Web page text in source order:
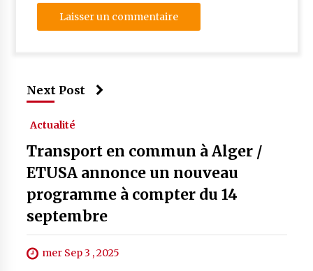
Next Post
Actualité
Transport en commun à Alger /
ETUSA annonce un nouveau
programme à compter du 14
septembre
mer Sep 3 , 2025